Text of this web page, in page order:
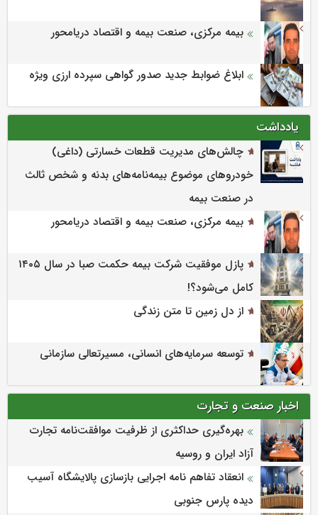
بیمه مرکزی، صنعت بیمه و اقتصاد دریامحور
ابلاغ ضوابط جدید صدور گواهی سپرده ارزی ویژه
یادداشت
چالش‌های مدیریت قطعات خسارتی (داغی)
خودروهای موضوع بیمه‌نامه‌های بدنه و شخص ثالث
در صنعت بیمه
بیمه مرکزی، صنعت بیمه و اقتصاد دریامحور
پازل موفقیت شرکت بیمه حکمت صبا در سال ۱۴۰۵
کامل می‌شود؟!
از دل زمین تا متن زندگی
توسعه سرمایه‌های انسانی، مسیرتعالی سازمانی
اخبار صنعت و تجارت
بهره‌گیری حداکثری از ظرفیت موافقت‌نامه تجارت
آزاد ایران و روسیه
انعقاد تفاهم نامه اجرایی بازسازی پالایشگاه آسیب
دیده پارس جنوبی